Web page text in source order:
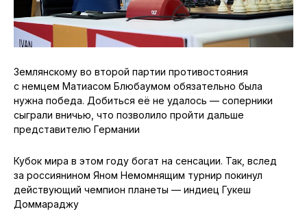
Землянскому во второй партии противостояния
с немцем Матиасом Блюбаумом обязательно была
нужна победа. Добиться её не удалось — соперники
сыграли вничью, что позволило пройти дальше
представителю Германии
Кубок мира в этом году богат на сенсации. Так, вслед
за россиянином Яном Немомнящим турнир покинул
действующий чемпион планеты — индиец Гукеш
Доммараджу